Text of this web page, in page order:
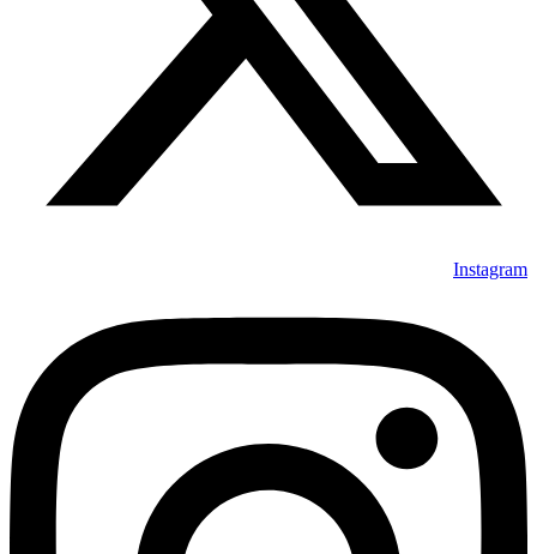
Instagram